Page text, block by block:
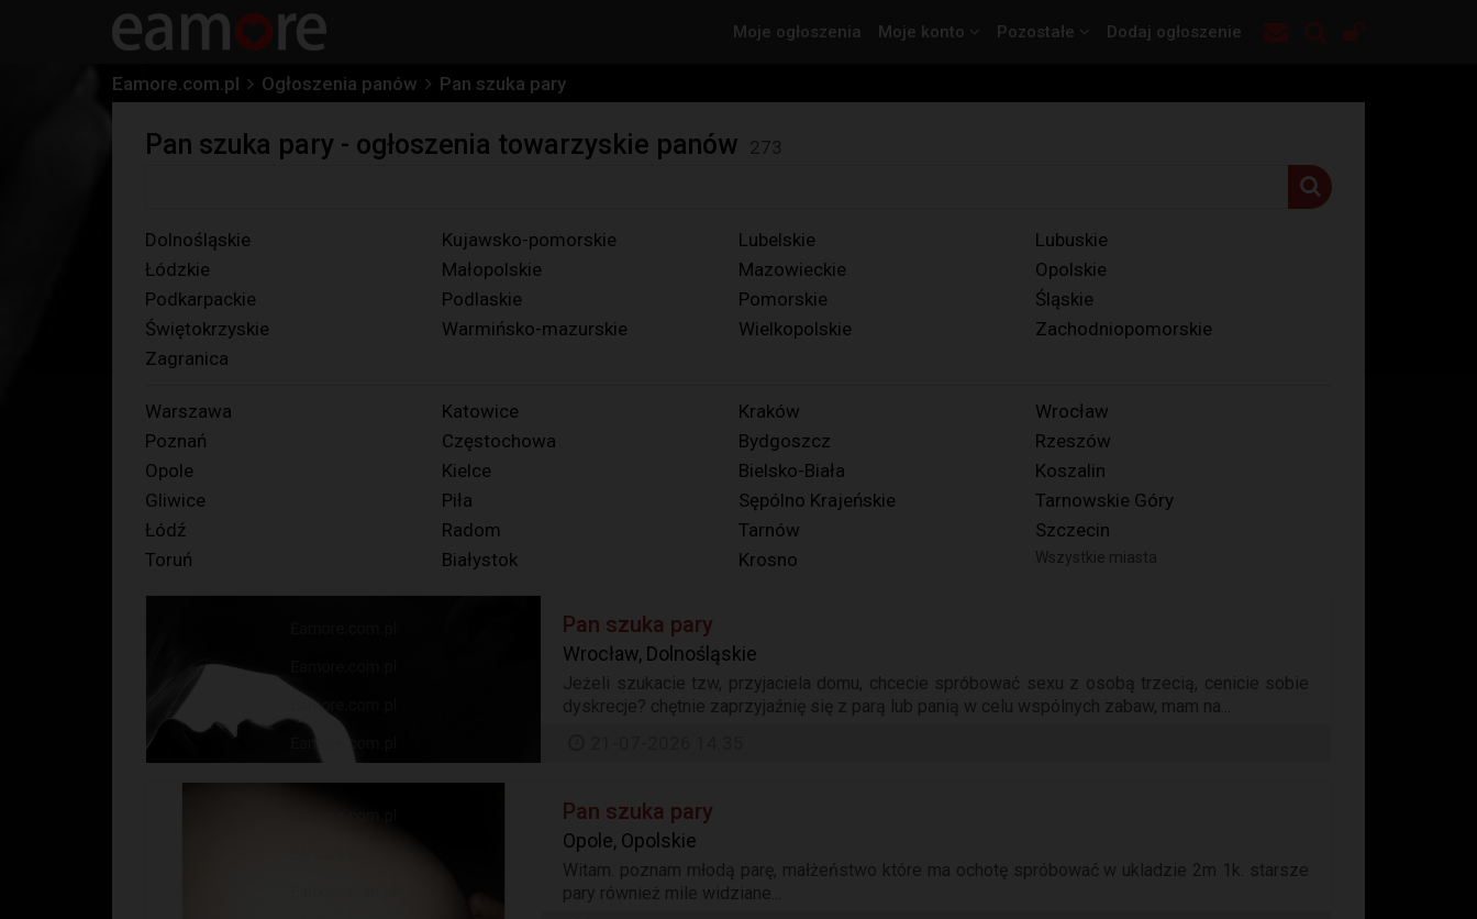
Moje ogłoszenia Moje konto Pozostałe Dodaj ogłoszenie
Eamore.com.pl Ogłoszenia panów Pan szuka pary
Pan szuka pary - ogłoszenia towarzyskie panów 273
Dolnośląskie Kujawsko-pomorskie Lubelskie
Lubuskie
Łódzkie
Małopolskie Mazowieckie
Opolskie
Podkarpackie
Podlaskie Pomorskie
Śląskie
Świętokrzyskie
Warmińsko-mazurskie Wielkopolskie
Zachodniopomorskie
Zagranica
Warszawa Katowice Kraków
Wrocław
Poznań
Częstochowa Bydgoszcz
Rzeszów
Opole
Kielce Bielsko-Biała
Koszalin
Gliwice
Piła Sępólno Krajeńskie
Tarnowskie Góry
Łódź
Radom Tarnów
Szczecin
Toruń
Białystok Krosno Wszystkie miasta
Pan szuka pary
Wrocław, Dolnośląskie
Jeżeli szukacie tzw, przyjaciela domu, chcecie spróbować sexu z osobą trzecią, cenicie sobie
dyskrecje? chętnie zaprzyjaźnię się z parą lub panią w celu wspólnych zabaw, mam na...
Pan szuka pary
Opole, Opolskie
Witam. poznam młodą parę, małżeństwo które ma ochotę spróbować w ukladzie 2m 1k. starsze
pary również mile widziane...